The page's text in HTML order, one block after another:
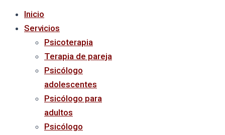
Inicio
Servicios
Psicoterapia
Terapia de pareja
Psicólogo
adolescentes
Psicólogo para
adultos
Psicólogo